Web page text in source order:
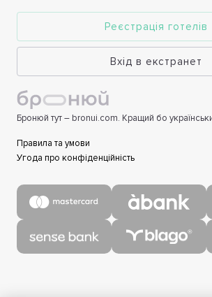
Реєстрація готелів
Вхід в екстранет
Бронюй тут – bronui.com. Кращий бо
Правила та умови
Угода про конфіденційність